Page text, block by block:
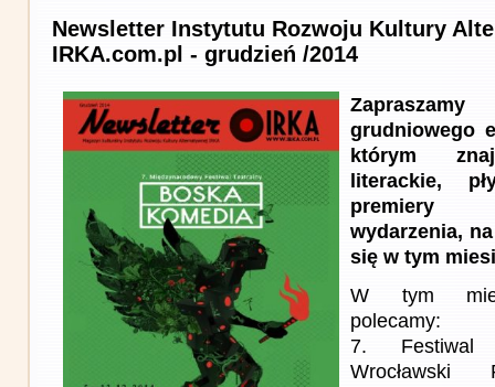
Newsletter Instytutu Rozwoju Kultury
IRKA.com.pl - grudzień /2014
grudniowego
którym
literackie,
premiery
wydarzenia,
się w tym
W tym
polecamy:
7. Festiwal
Wrocławski